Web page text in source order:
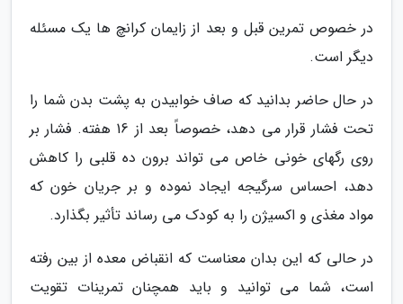
در خصوص تمرین قبل و بعد از زایمان کرانچ ها یک مسئله
دیگر است.
در حال حاضر بدانید که صاف خوابیدن به پشت بدن شما را
تحت فشار قرار می دهد، خصوصاً بعد از 16 هفته. فشار بر
روی رگهای خونی خاص می تواند برون ده قلبی را کاهش
دهد، احساس سرگیجه ایجاد نموده و بر جریان خون که
مواد مغذی و اکسیژن را به کودک می رساند تأثیر بگذارد.
در حالی که این بدان معناست که انقباض معده از بین رفته
است، شما می توانید و باید همچنان تمرینات تقویت